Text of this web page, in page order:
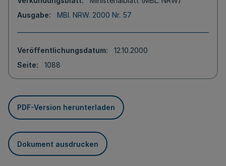
Ausgabe
MBl. NRW. 2000 Nr. 57
Veröffentlichungsdatum
12.10.2000
Seite
1088
PDF-Version herunterladen
Dokument ausdrucken